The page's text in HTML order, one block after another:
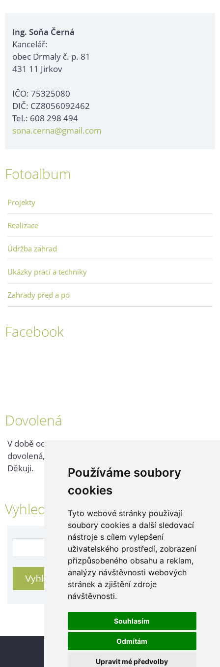
Používáme soubory
cookies
Tyto webové stránky používají
soubory cookies a další sledovací
nástroje s cílem vylepšení
uživatelského prostředí, zobrazení
přizpůsobeného obsahu a reklam,
analýzy návštěvnosti webových
stránek a zjištění zdroje
návštěvnosti.
Souhlasím
Odmítám
Upravit mé předvolby
Ing. Soňa Černá
Kancelář:
obec Drmaly č. p. 81
431 11 Jirkov
IČO: 75325080
DIČ: CZ8056092462
Tel.: 608 298 494
sona.cerna@gmail.com
Fotoalbum
Projekty
Realizace
Údržba zahrad
Ukázky prací a techniky
Zahrady před a po
Facebook
Dovolená
V době od 25. 7. - 2. 8. 2026 probíhá v naší firmě
dovolená, kontaktujte nás až po jejím ukončení.
Děkuji.
Vyhledávání
Update cookies preferences